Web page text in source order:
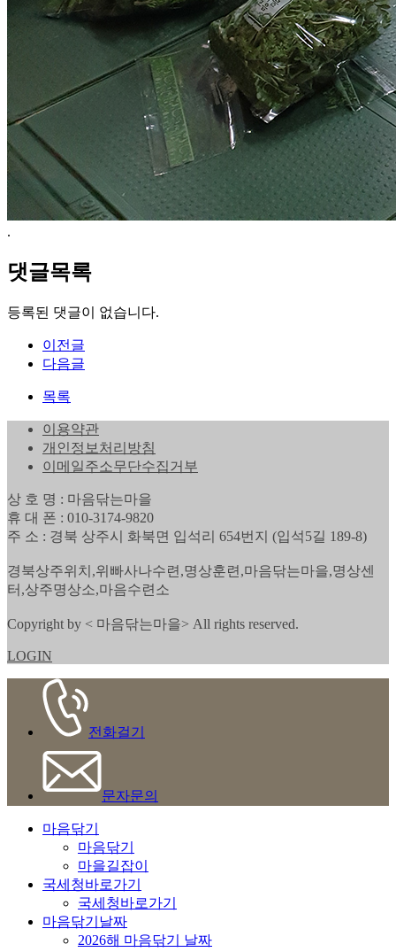
.
댓글목록
등록된 댓글이 없습니다.
이전글
다음글
목록
이용약관
개인정보처리방침
이메일주소무단수집거부
상 호 명 : 마음닦는마을
휴 대 폰 : 010-3174-9820
주 소 : 경북 상주시 화북면 입석리 654번지 (입석5길 189-8)
경북상주위치,위빠사나수련,명상훈련,마음닦는마을,명상센
터,상주명상소,마음수련소
Copyright by < 마음닦는마을> All rights reserved.
LOGIN
전화걸기
문자문의
마음닦기
마음닦기
마을길잡이
국세청바로가기
국세청바로가기
마음닦기날짜
2026해 마음닦기 날짜